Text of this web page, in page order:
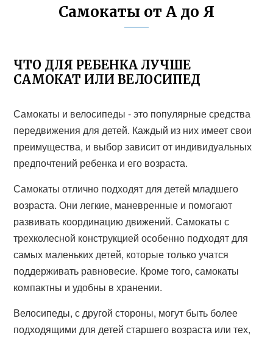
Самокаты от А до Я
ЧТО ДЛЯ РЕБЕНКА ЛУЧШЕ
САМОКАТ ИЛИ ВЕЛОСИПЕД
Самокаты и велосипеды - это популярные средства
передвижения для детей. Каждый из них имеет свои
преимущества, и выбор зависит от индивидуальных
предпочтений ребенка и его возраста.
Самокаты отлично подходят для детей младшего
возраста. Они легкие, маневренные и помогают
развивать координацию движений. Самокаты с
трехколесной конструкцией особенно подходят для
самых маленьких детей, которые только учатся
поддерживать равновесие. Кроме того, самокаты
компактны и удобны в хранении.
Велосипеды, с другой стороны, могут быть более
подходящими для детей старшего возраста или тех,